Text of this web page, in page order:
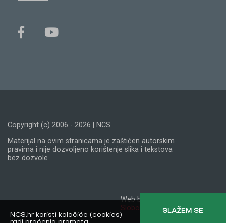
Copyright (c) 2006 - 2026 | NCS
Materijal na ovim stranicama je zaštićen autorskim
pravima i nije dozvoljeno korištenje slika i tekstova
bez dozvole
Web by:
Slobodna domena
NCS.hr koristi kolačiće (cookies)
SLAŽEM SE